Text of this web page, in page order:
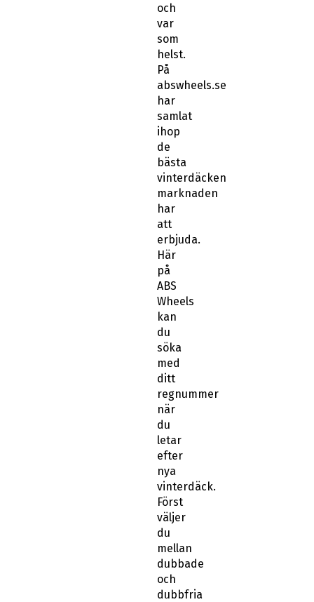
och
var
som
helst.
På
abswheels.se
har
samlat
ihop
de
bästa
vinterdäcken
marknaden
har
att
erbjuda.
Här
på
ABS
Wheels
kan
du
söka
med
ditt
regnummer
när
du
letar
efter
nya
vinterdäck.
Först
väljer
du
mellan
dubbade
och
dubbfria